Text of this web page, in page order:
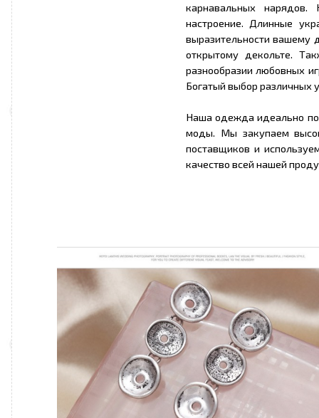
карнавальных
настроение. Длинные
выразительности вашему
открытому декольте.
разнообразии любовных
Богатый выбор различных
Наша одежда идеально
моды. Мы закупаем
поставщиков и
качество всей нашей